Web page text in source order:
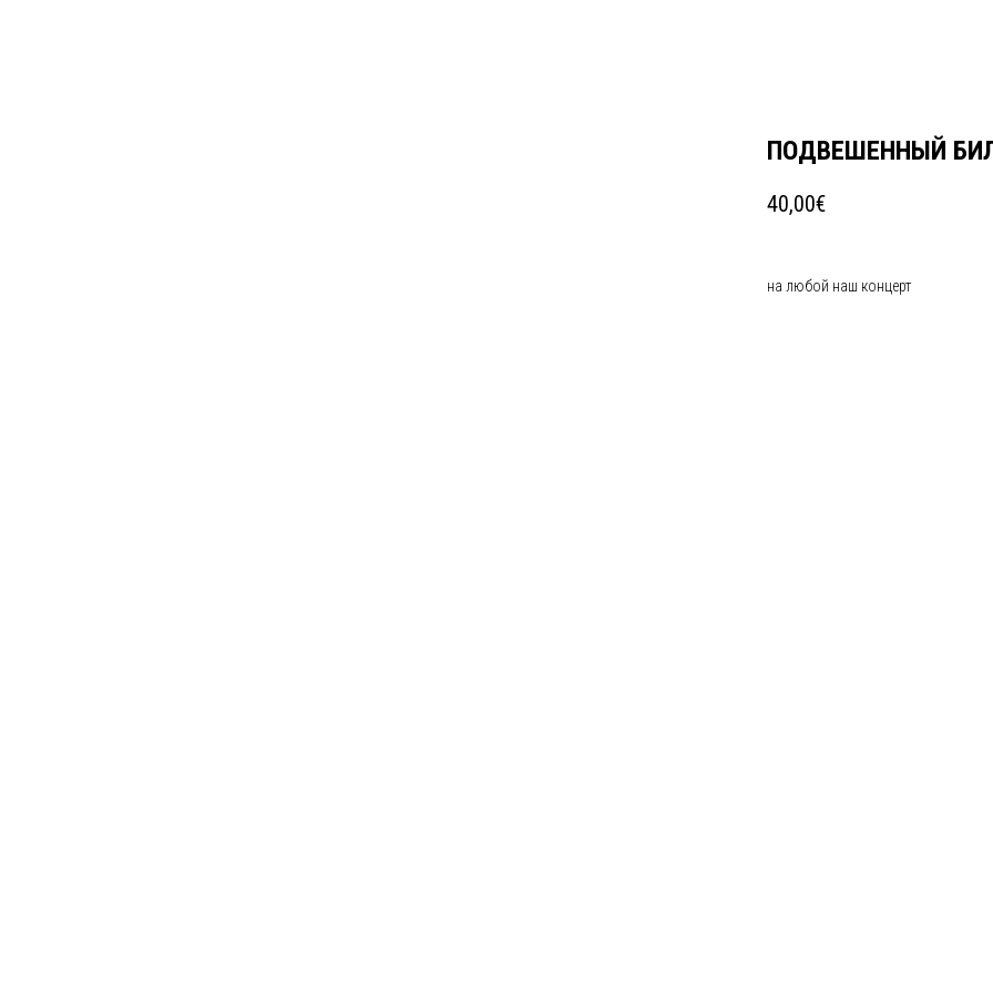
ПОДВЕШЕННЫЙ
40,00€
на любой наш концерт